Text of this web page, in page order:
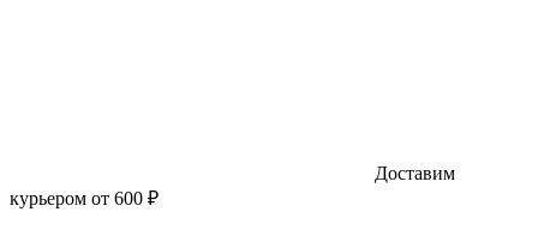
Доставим
курьером от 600 ₽